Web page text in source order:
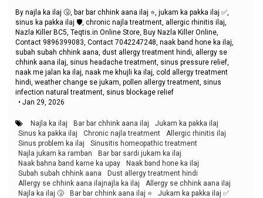
By najla ka ilaj 🤧, bar bar chhink aana ilaj ⭐, jukam ka pakka ilaj ✅,
sinus ka pakka ilaj 🛡️, chronic najla treatment, allergic rhinitis ilaj,
Nazla Killer BC5, Teqtis.in Online Store, Buy Nazla Killer Online,
Contact 9896399083, Contact 7042247248, naak band hone ka ilaj,
subah subah chhink aana, dust allergy treatment hindi, allergy se
chhink aana ilaj, sinus headache treatment, sinus pressure relief,
naak me jalan ka ilaj, naak me khujli ka ilaj, cold allergy treatment
hindi, weather change se jukam, pollen allergy treatment, sinus
infection natural treatment, sinus blockage relief
• Jan 29, 2026
Najla ka ilaj Bar bar chhink aana ilaj
Jukam ka pakka ilaj
Sinus ka pakka ilaj
Chronic najla treatment
Allergic rhinitis ilaj
Sinus problem ka ilaj
Sinusitis homeopathic treatment
Najla jukam ka ramban
Bar bar sardi jukam ka ilaj
Naak bahna band karne ka upay
Naak band hone ka ilaj
Subah subah chhink aana
Dust allergy treatment hindi
Allergy se chhink aana ilajnajla ka ilaj
Allergy se chhink aana ilaj
Najla ka ilaj 🤧
Bar bar chhink aana ilaj ⭐
Jukam ka pakka ilaj ✅